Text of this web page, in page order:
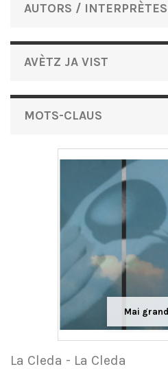
AUTORS / INTERPRÈTES
AVÈTZ JA VIST
MOTS-CLAUS
Mai grand
La Cleda - La Cleda